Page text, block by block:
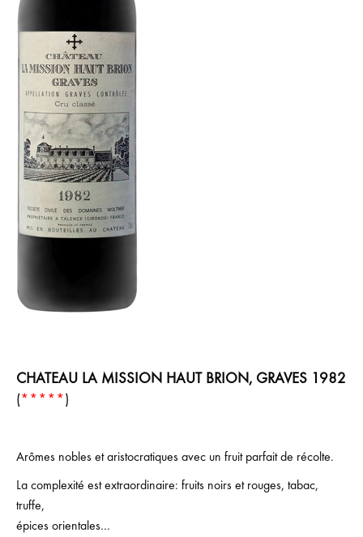
CHATEAU LA MISSION HAUT BRION, GRAVES 1982
(*****)
Arômes nobles et aristocratiques avec un fruit parfait de récolte.
La complexité est extraordinaire: fruits noirs et rouges, tabac,
truffe,
épices orientales…